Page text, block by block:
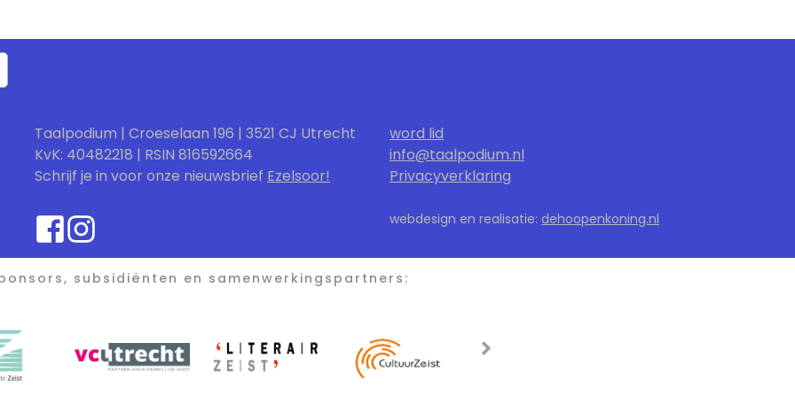
Taalpodium | Croeselaan 196 | 3521 CJ Utrecht
KvK: 40482218 | RSIN 816592664
Schrijf je in voor onze nieuwsbrief Ezelsoor!
word lid
info@taalpodium.nl
Privacyverklaring
webdesign en realisatie: dehoopenkoning.nl
subsidiënten en samenwerkingspartners: